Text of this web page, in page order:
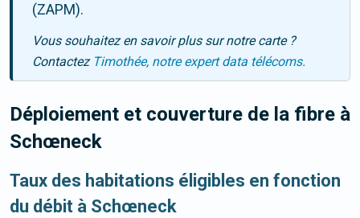
(ZAPM).
Vous souhaitez en savoir plus sur notre carte ?
Contactez Timothée, notre expert data télécoms.
Déploiement et couverture de la fibre à
Schœneck
Taux des habitations éligibles en fonction
du débit à Schœneck